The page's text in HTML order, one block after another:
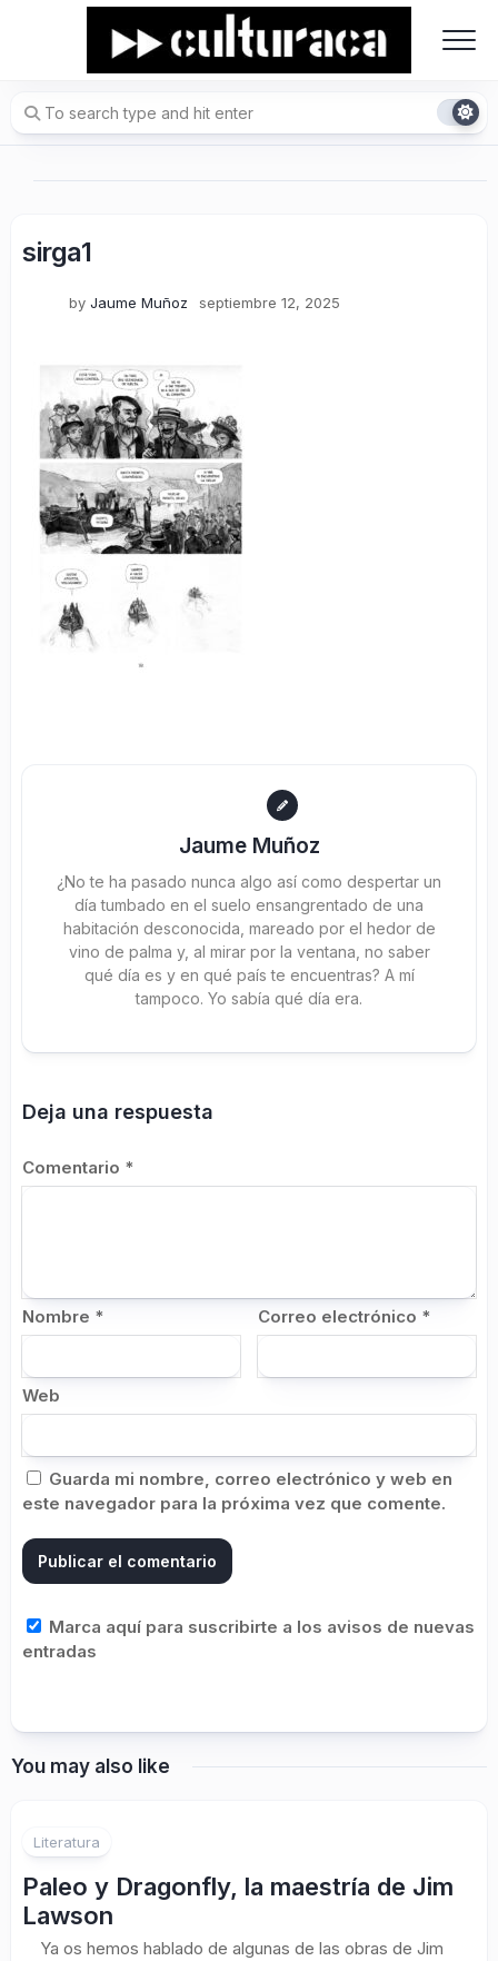
sirga1
by Jaume Muñoz septiembre 12, 2025
Jaume Muñoz
¿No te ha pasado nunca algo así como despertar un
día tumbado en el suelo ensangrentado de una
habitación desconocida, mareado por el hedor de
vino de palma y, al mirar por la ventana, no saber
qué día es y en qué país te encuentras? A mí
tampoco. Yo sabía qué día era.
Deja una respuesta
Comentario *
Nombre * Correo electrónico *
Web
Guarda mi nombre, correo electrónico y web en
este navegador para la próxima vez que comente.
Marca aquí para suscribirte a los avisos de nuevas
entradas
You may also like
Literatura
Paleo y Dragonfly, la maestría de Jim
Lawson
Ya os hemos hablado de algunas de las obras de Jim